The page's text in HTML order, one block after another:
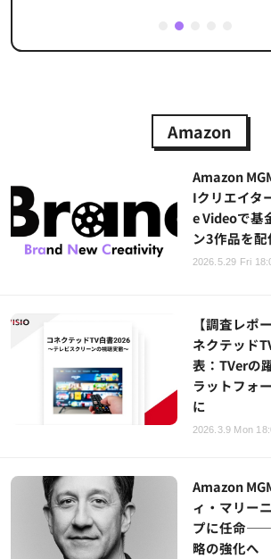
2
Amazon
Amazon
Iクリエイ
e Videoで基
ン3作品を配
2026.5.29 Fri
【調査レポ
ネクテッド
表：TVerの
ラットフォ
に
2026.3.9 Mon
Amazon
ィ・マリー
プに任命――
略の強化へ